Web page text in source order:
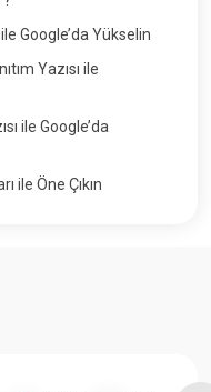
Google’da Yükselin
Yazısı ile
ile Google’da
ile Öne Çıkın